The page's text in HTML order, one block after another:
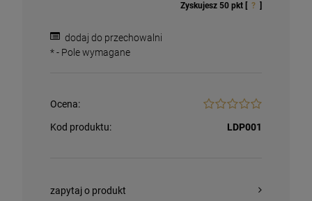
Wyszyński
26,00 zł
DO KOSZYKA
Zyskujesz 50 pkt [ ? ]
dodaj do przechowalni
*- Pole wymagane
Ocena:
Kod produktu: LDP001
zapytaj o produkt